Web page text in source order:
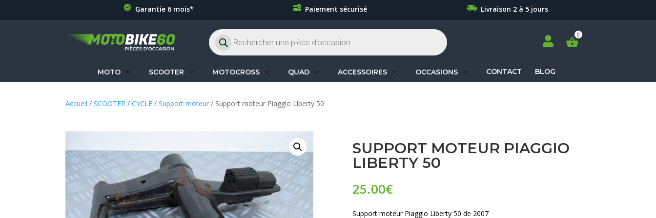
Garantie 6 mois* Paiement sécurisé Livraison 2 à 5 jours
Recherche
de
produits

MOTO SCOOTER MOTOCROSS QUAD ACCESSOIRES OCCASIONS CONTACT BLOG
Accueil /SCOOTER /CYCLE /Support moteur / Support moteur Piaggio Liberty 50
SUPPORT MOTEUR PIAGGIO
LIBERTY 50
25.00€
Support moteur Piaggio Liberty 50 de 2007